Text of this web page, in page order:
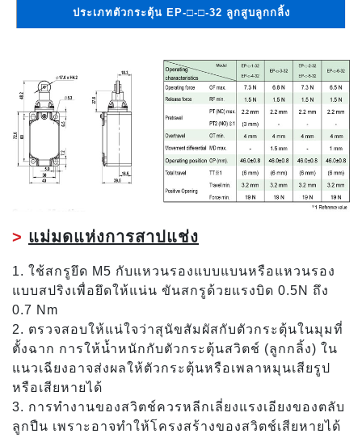
ประเภทตัวกระตุ้น EP-□-□-32 ลูกสูบลูกกลิ้ง
> แม่มดแห่งการสาปแช่ง
1. ใช้สกรูยึด M5 กับแหวนรองแบบแบนหรือแหวนรอง
แบบสปริงเพื่อยึดให้แน่น ขันสกรูด้วยแรงบิด 0.5N ถึง
0.7 Nm
2. ตรวจสอบให้แน่ใจว่าสุนัขสัมผัสกับตัวกระตุ้นในมุมที่
ตั้งฉาก การให้น้ำหนักกับตัวกระตุ้นสวิตช์ (ลูกกลิ้ง) ใน
แนวเฉียงอาจส่งผลให้ตัวกระตุ้นหรือเพลาหมุนเสียรูป
หรือเสียหายได้
3. การทำงานของสวิตช์ควรหลีกเลี่ยงแรงเอียงของตลับ
ลูกปืน เพราะอาจทำให้โครงสร้างของสวิตช์เสียหายได้